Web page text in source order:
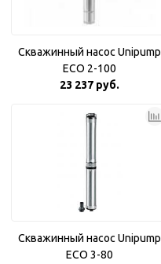
Скважинный насос Unipump
ECO 2-100
23 237 руб.
Скважинный насос Unipump
ECO 3-80